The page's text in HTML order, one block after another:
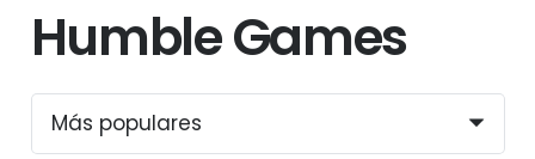
Humble Games